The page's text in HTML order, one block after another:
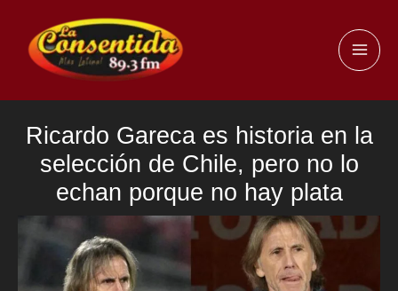
contenido
Ricardo Gareca es historia en la
selección de Chile, pero no lo
echan porque no hay plata